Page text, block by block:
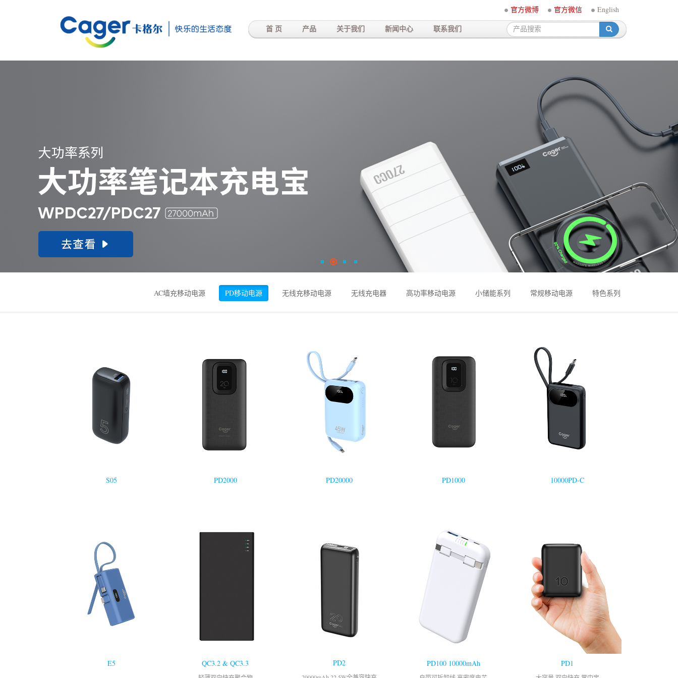
官方微博 官方微信 English
首 页 产品 关于我们 新闻中心 联系我们
AC墙充移动电源 PD移动电源 无线充移动电源 无线充电器 高功率移动电源 小储能系列 常规移动电源 特色系列
S05 PD2000 PD20000 PD1000 10000PD-C
E5 QC3.2 & QC3.3 PD2 PD100 10000mAh PD1